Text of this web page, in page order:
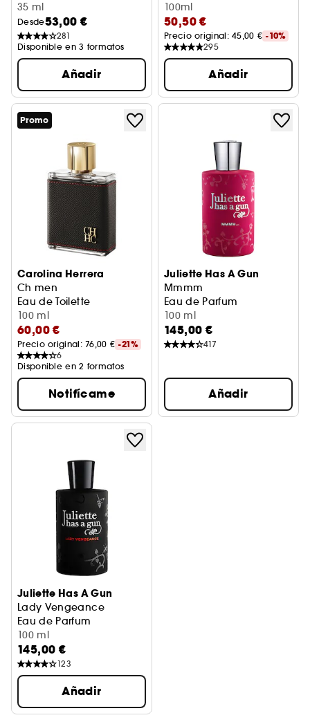
35 ml
Desde53,00 €
281
Disponible en 3 formatos
Añadir
100ml
50,50 €
Precio original: 45,00 € -10%
295
Añadir
Promo
Carolina Herrera
Ch men
Eau de Toilette
100 ml
60,00 €
Precio original: 76,00 € -21%
6
Disponible en 2 formatos
Notifícame
Juliette Has A Gun
Mmmm
Eau de Parfum
100 ml
145,00 €
417
Añadir
Juliette Has A Gun
Lady Vengeance
Eau de Parfum
100 ml
145,00 €
123
Añadir